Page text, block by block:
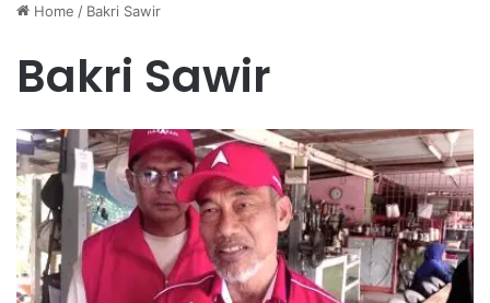
Home / Bakri Sawir
Bakri Sawir